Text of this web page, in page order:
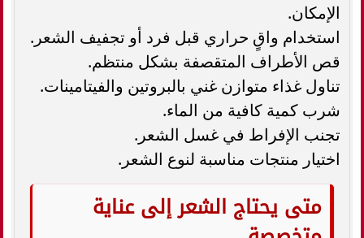
الإمكان.
استخدام واقٍ حراري قبل فرد أو تجفيف الشعر.
قص الأطراف المتقصفة بشكل منتظم.
تناول غذاء متوازن غني بالبروتين والفيتامينات.
شرب كمية كافية من الماء.
تجنب الإفراط في غسل الشعر.
اختيار منتجات مناسبة لنوع الشعر.
متى يحتاج الشعر إلى عناية